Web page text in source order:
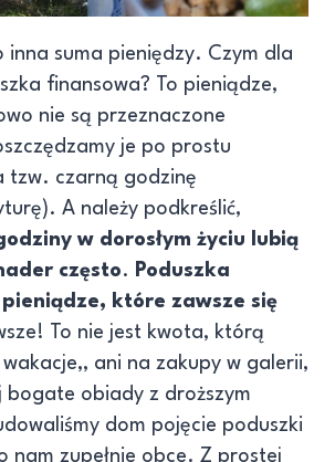
inna suma pieniędzy. Czym dla
finansowa? To pieniądze,
nie są przeznaczone
je po prostu
tzw. czarną godzinę
A należy podkreślić,
w dorosłym życiu lubią
często.
Poduszka
które zawsze się
To nie jest kwota, którą
ani na zakupy w galerii,
bogate obiady z droższym
dom pojęcie poduszki
nam zupełnie obce. Z prostej